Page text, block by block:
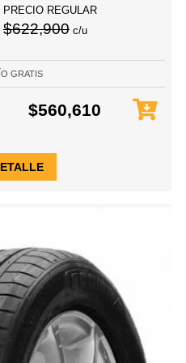
PRECIO REGULAR
$622,900 c/u
GRATIS
$560,610